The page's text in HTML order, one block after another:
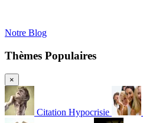
Notre Blog
Thèmes Populaires
×
Citation Hypocrisie